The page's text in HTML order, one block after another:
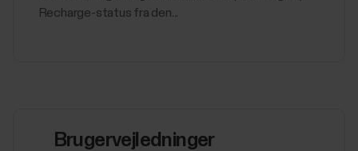
Recharge-status fra den...
Brugervejledninger